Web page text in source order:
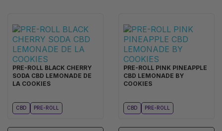
PRE-ROLL BLACK CHERRY
SODA CBD LEMONADE DE
LA COOKIES
CBD PRE-ROLL
PRE-ROLL PINK PINEAPPLE
CBD LEMONADE BY
COOKIES
CBD PRE-ROLL